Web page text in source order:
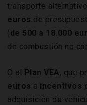
transporte
euros de
(de 500 a 18.000
de combustión no
O al Plan VEA, que
euros a incentivos
adquisición de